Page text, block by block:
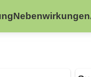
Nebenwirkungen